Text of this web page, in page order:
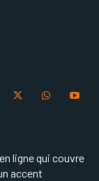
ligne qui couvre
accent